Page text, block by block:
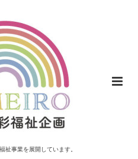
祉事業を展開しています。